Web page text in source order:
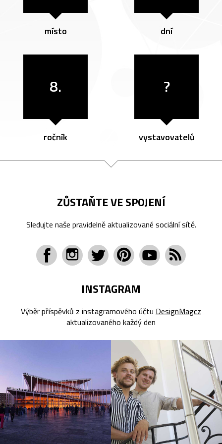
místo dní
8.
ročník
?
vystavovatelů
ZŮSTAŇTE VE SPOJENÍ
Sledujte naše pravidelně aktualizované sociální sítě.
INSTAGRAM
Výběr příspěvků z instagramového účtu DesignMagcz
aktualizovaného každý den